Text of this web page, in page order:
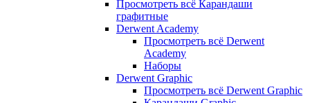
Просмотреть всё Карандаши
графитные
Derwent Academy
Просмотреть всё Derwent
Academy
Наборы
Derwent Graphic
Просмотреть всё Derwent Graphic